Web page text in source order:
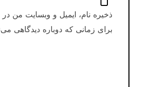
ذخیره نام، ایمیل و وبسایت من در
برای زمانی که دوباره دیدگاهی